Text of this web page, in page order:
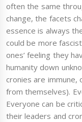
often the same
change, the facets
essence is always
could be more
ones’ feeling they
humanity down
cronies are immune,
from themselves).
Everyone can be
their leaders and